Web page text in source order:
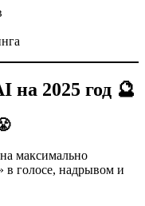
на 2025 год 🔮
максимально
в голосе, надрывом и